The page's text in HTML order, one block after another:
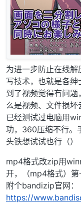
为进一步防止在线
写技术，也就是各
到了视频觉得有问
么是视频、文件损
已经测试过电脑用
功，360压缩不行。
头铁想试试也行（）
mp4格式改zip用
开，（mp4格式）第
附个bandizip官网：
https://